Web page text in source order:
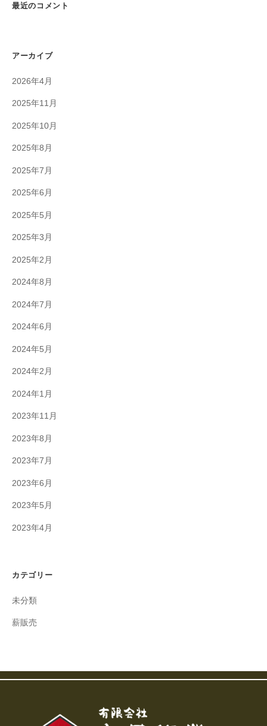
最近のコメント
アーカイブ
2026年4月
2025年11月
2025年10月
2025年8月
2025年7月
2025年6月
2025年5月
2025年3月
2025年2月
2024年8月
2024年7月
2024年6月
2024年5月
2024年2月
2024年1月
2023年11月
2023年8月
2023年7月
2023年6月
2023年5月
2023年4月
カテゴリー
未分類
薪販売